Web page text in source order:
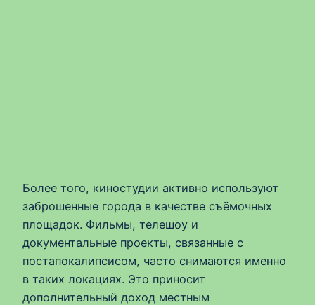
Более того, киностудии активно используют
заброшенные города в качестве съёмочных
площадок. Фильмы, телешоу и
документальные проекты, связанные с
постапокалипсисом, часто снимаются именно
в таких локациях. Это приносит
дополнительный доход местным